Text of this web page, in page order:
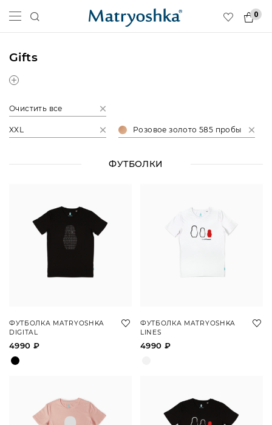
0
Gifts
Очистить все
XXL Розовое золото 585 пробы
ФУТБОЛКИ
ФУТБОЛКА MATRYOSHKA
DIGITAL
4990 ₽
ФУТБОЛКА MATRYOSHKA
LINES
4990 ₽